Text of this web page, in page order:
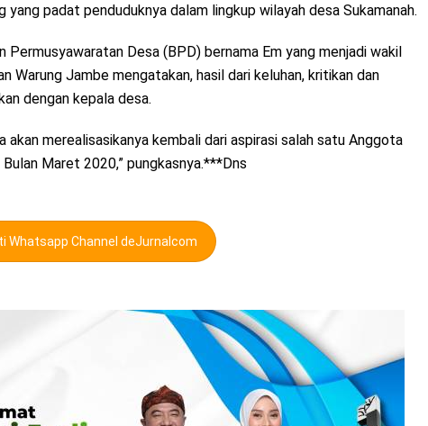
yang padat penduduknya dalam lingkup wilayah desa Sukamanah.
Desa (BPD) bernama Em yang menjadi wakil
Warung Jambe mengatakan, hasil dari keluhan, kritikan dan
dengan kepala desa.
akan merealisasikanya kembali dari aspirasi salah satu Anggota
Maret 2020,” pungkasnya.***Dns
Whatsapp Channel deJurnalcom